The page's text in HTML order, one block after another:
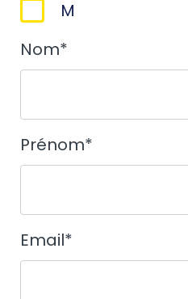
M
Nom*
Prénom*
Email*